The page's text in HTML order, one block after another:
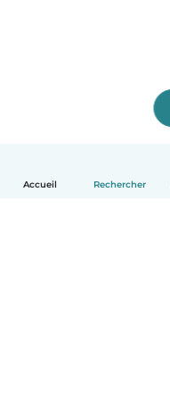
Accueil Rechercher